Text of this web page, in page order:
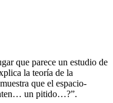
que parece un estudio de
la teoría de la
que el espacio-
un pitido…?”.